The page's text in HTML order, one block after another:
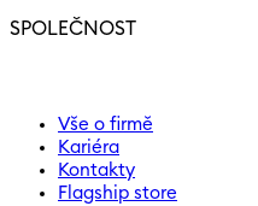
SPOLEČNOST
Vše o firmě
Kariéra
Kontakty
Flagship store